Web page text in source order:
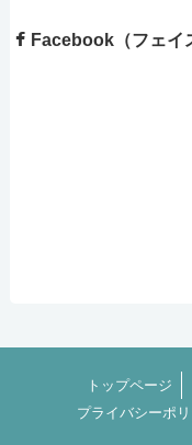
Facebook（フェイ
トップページ
プライバシーポ